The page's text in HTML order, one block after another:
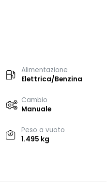
Alimentazione
Elettrica/Benzina
Cambio
Manuale
Peso a vuoto
1.495 kg